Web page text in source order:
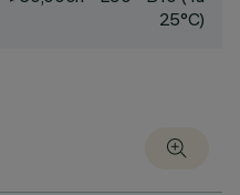
25°C)